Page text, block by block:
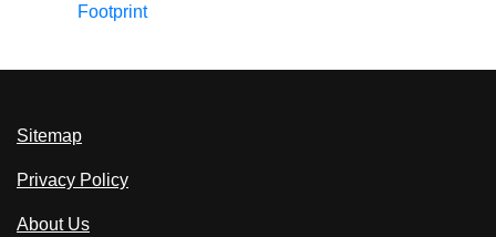
Footprint
Sitemap
Privacy Policy
About Us